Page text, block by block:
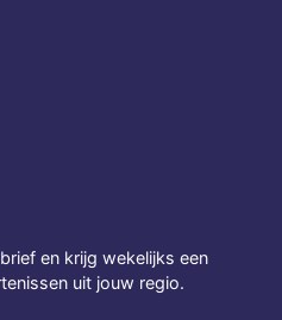
en krijg wekelijks een
uit jouw regio.